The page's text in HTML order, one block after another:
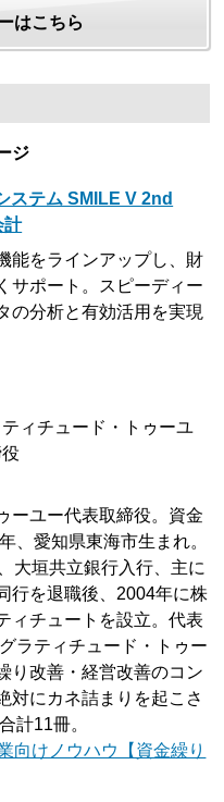
はこちら
ジ
ステム SMILE V 2nd
計
能をラインアップし、財
サポート。スピーディー
の分析と有効活用を実現
ィチュード・トゥーユ
ーユー代表取締役。資金
、愛知県東海市生まれ。
大垣共立銀行入行、主に
行を退職後、2004年に株
ィチュートを設立。代表
ラティチュード・トゥー
り改善・経営改善のコン
対にカネ詰まりを起こさ
計11冊。
向けノウハウ【資金繰り